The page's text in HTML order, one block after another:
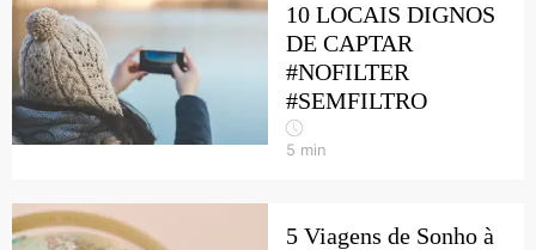
10 LOCAIS DIGNOS
DE CAPTAR
#NOFILTER
#SEMFILTRO
5 min
5 Viagens de Sonho à